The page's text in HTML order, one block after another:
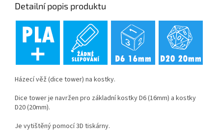
Detailní popis produktu
Házecí věž (dice tower) na kostky.
Dice tower je navržen pro základní kostky D6 (16mm) a kostky
D20 (20mm).
Je vytištěný pomocí 3D tiskárny.